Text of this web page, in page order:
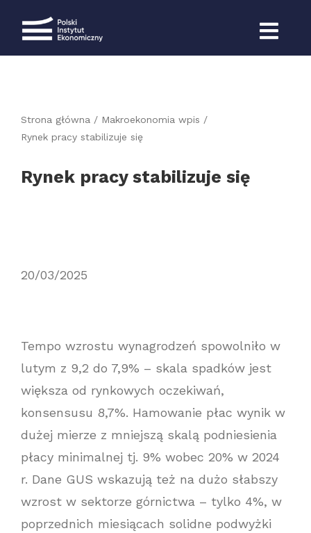
Strona główna
Makroekonomia wpis
Rynek pracy stabilizuje się
Rynek pracy stabilizuje się
20/03/2025
Tempo wzrostu wynagrodzeń spowolniło w
lutym z 9,2 do 7,9% – skala spadków jest
większa od rynkowych oczekiwań,
konsensusu 8,7%. Hamowanie płac wynik w
dużej mierze z mniejszą skalą podniesienia
płacy minimalnej tj. 9% wobec 20% w 2024
r. Dane GUS wskazują też na dużo słabszy
wzrost w sektorze górnictwa – tylko 4%, w
poprzednich miesiącach solidne podwyżki